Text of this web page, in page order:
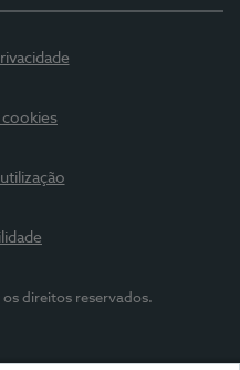
cookies
direitos reservados.